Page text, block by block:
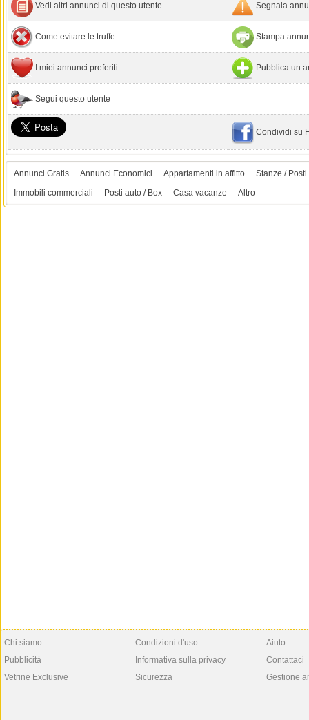
Vedi altri annunci di questo utente Segnala
Come evitare le truffe Stampa
I miei annunci preferiti Pubblica un
Segui questo utente
Condividi su
Annunci Gratis Annunci Economici Appartamenti in affitto
Stanze / Posti
Immobili commerciali
Posti auto / Box Casa vacanze Altro
Chi siamo
Pubblicità
Vetrine Exclusive
Condizioni d'uso
Informativa sulla privacy
Sicurezza
Aiuto
Contattaci
Gestione